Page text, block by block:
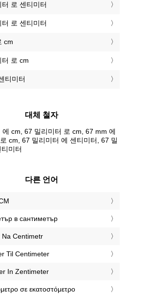
로 센티미터
로 센티미터
cm
로 cm
티미터
대체 철자
에 cm, 67 밀리미터 로 cm, 67 mm 에
cm, 67 밀리미터 에 센티미터, 67 밀
미터
다른 언어
в сантиметър
Centimetr
Til Centimeter
In Zentimeter
σε εκατοστόμετρο